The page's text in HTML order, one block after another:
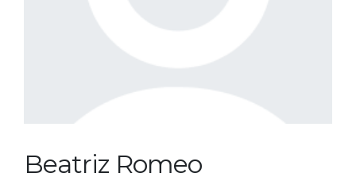
Beatriz Romeo